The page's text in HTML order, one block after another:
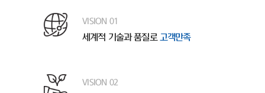
VISION 01
세계적 기술과 품질로 고객만족
VISION 02